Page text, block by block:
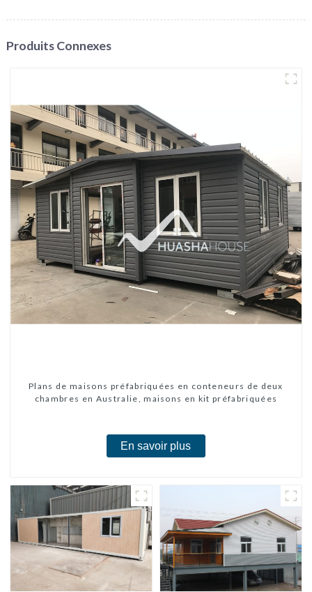
Produits Connexes
Plans de maisons préfabriquées en conteneurs de deux
chambres en Australie, maisons en kit préfabriquées
En savoir plus